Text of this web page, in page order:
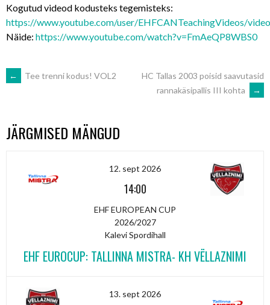
Kogutud videod kodusteks tegemisteks:
https://www.youtube.com/user/EHFCANTeachingVideos/
Näide: https://www.youtube.com/watch?v=FmAeQP8WBS0
POST
NAVIGATION
← Tee trenni kodus! VOL2
HC Tallas 2003 poisid saavutasid
rannakäsipallis III kohta
→
JÄRGMISED MÄNGUD
12. sept 2026
14:00
EHF EUROPEAN CUP
2026/2027
Kalevi Spordihall
EHF EUROCUP: TALLINNA MISTRA- KH VËLLAZNIMI
13. sept 2026